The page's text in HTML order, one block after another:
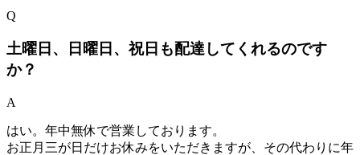
Q
土曜日、日曜日、祝日も配達してくれるのです
か？
A
はい。年中無休で営業しております。
お正月三が日だけお休みをいただきますが、その代わりに年